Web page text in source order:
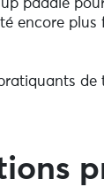
paddle
encore plus